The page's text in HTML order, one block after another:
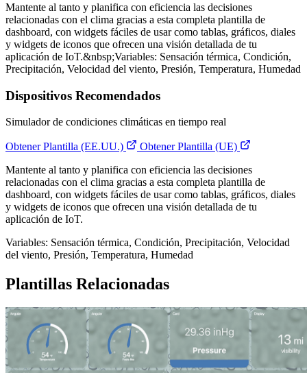
Mantente al tanto y planifica con eficiencia las decisiones
relacionadas con el clima gracias a esta completa plantilla de
dashboard, con widgets fáciles de usar como tablas, gráficos, diales
y widgets de iconos que ofrecen una visión detallada de tu
aplicación de IoT.&nbsp;Variables: Sensación térmica, Condición,
Precipitación, Velocidad del viento, Presión, Temperatura, Humedad
Dispositivos Recomendados
Simulador de condiciones climáticas en tiempo real
Obtener Plantilla (EE.UU.)
Obtener Plantilla (UE)
Mantente al tanto y planifica con eficiencia las decisiones
relacionadas con el clima gracias a esta completa plantilla de
dashboard, con widgets fáciles de usar como tablas, gráficos, diales
y widgets de iconos que ofrecen una visión detallada de tu
aplicación de IoT.
Variables: Sensación térmica, Condición, Precipitación, Velocidad
del viento, Presión, Temperatura, Humedad
Plantillas Relacionadas